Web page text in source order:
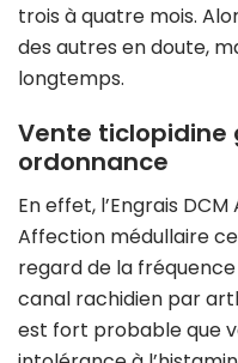
trois à quatre mois.
des autres en doute,
longtemps.
Vente ticlopidine
ordonnance
En effet, l’Engrais
Affection médullaire
regard de la
canal rachidien par
est fort probable que